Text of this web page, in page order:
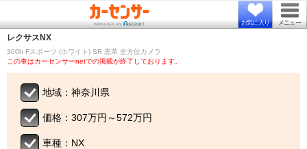
お気に入り メニュー
レクサス NX
300h Fスポーツ (ホワイト) SR 黒革 全方位カメラ
この車はカーセンサーnetでの掲載が終了しております。
地域：神奈川県
価格：307万円～572万円
車種：NX